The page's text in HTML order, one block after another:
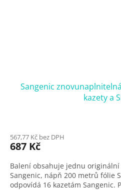
Sangenic
kazety a
567,77 Kč bez DPH
687 Kč
Balení obsahuje jednu
Sangenic, nápň 200 metrů fólie
odpovídá 16 kazetám Sangenic.